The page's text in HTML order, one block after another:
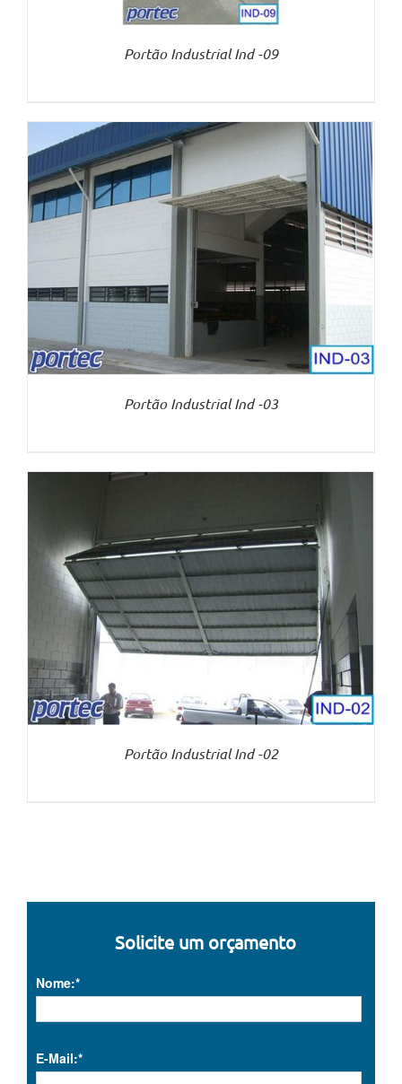
Portão Industrial Ind -09
Portão Industrial Ind -03
Portão Industrial Ind -02
Solicite um orçamento
Nome:*
E-Mail:*